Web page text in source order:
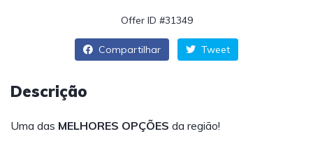
Offer ID #31349
Compartilhar Tweet
Descrição
Uma das MELHORES OPÇÕES da região!